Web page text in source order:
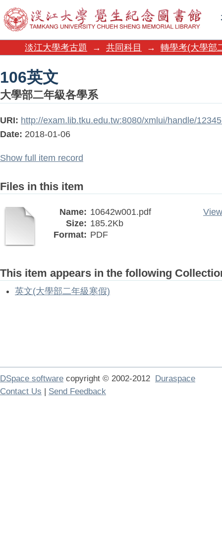
106英文
淡江大學考古題 → 共同科目 → 轉學考(大學部
106英文
大學部二年級各學系
URI: http://exam.lib.tku.edu.tw:8080/xmlui/handle/
Date: 2018-01-06
Show full item record
Files in this item
Name: 10642w001.pdf
Size: 185.2Kb
Format: PDF
This item appears in the following
英文(大學部二年級寒假)
DSpace software copyright © 2002-2012 Duraspace
Contact Us | Send Feedback